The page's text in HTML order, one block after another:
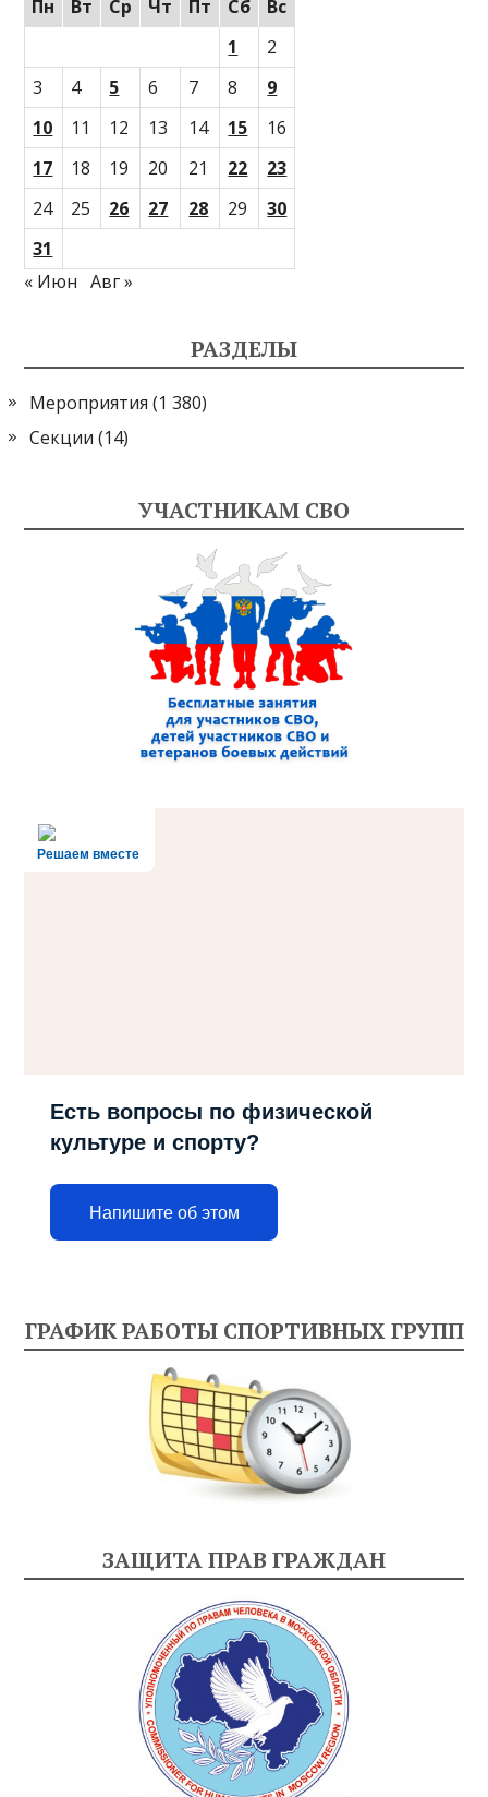
Пн Вт Ср Чт Пт Сб
Вс
1
2
3
4 5 6 7 8
9
10
11 12 13 14 15
16
17
18 19 20 21 22
23
24
25 26 27 28 29
30
31
« Июн
Авг »
РАЗДЕЛЫ
Мероприятия (1 380)
Секции (14)
УЧАСТНИКАМ СВО
Решаем вместе
Есть вопросы по физической
культуре и спорту?
Напишите об этом
ГРАФИК РАБОТЫ СПОРТИВНЫХ ГРУПП
ЗАЩИТА ПРАВ ГРАЖДАН